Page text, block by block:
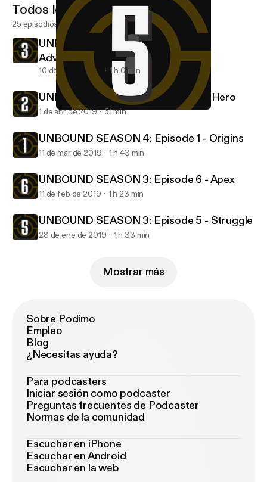
UNBOUND SEASON 3: Episode 5 - Struggle
Todos los episodios
25 episodios
UNBOUND SEASON 4: Episode 3 -
Adversary
10 de abr de 2019 1 h 0 min
UNBOUND SEASON 4: Episode 2 - Hero
1 de abr de 2019 51 min
UNBOUND SEASON 4: Episode 1 - Origins
11 de mar de 2019 1 h 43 min
UNBOUND SEASON 3: Episode 6 - Apex
11 de feb de 2019 1 h 23 min
UNBOUND SEASON 3: Episode 5 - Struggle
28 de ene de 2019 1 h 33 min
Mostrar más
Sobre Podimo
Empleo
Blog
¿Necesitas ayuda?
Para podcasters
Iniciar sesión como podcaster
Preguntas frecuentes de Podcaster
Normas de la comunidad
Escuchar en iPhone
Escuchar en Android
Escuchar en la web